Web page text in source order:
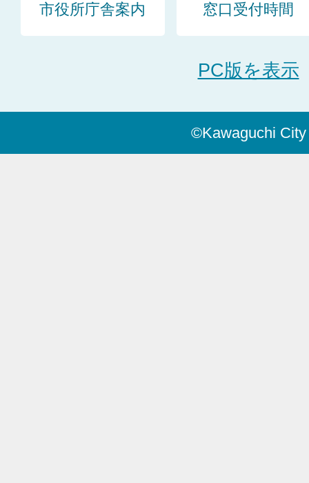
市役所庁舎案内 窓口受付時間
PC版を表示
©Kawaguchi City